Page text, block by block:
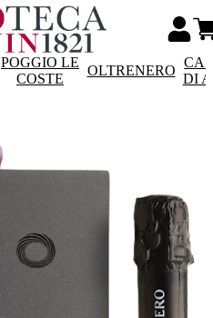
POGGIO LE
COSTE
OLTRENERO
DI